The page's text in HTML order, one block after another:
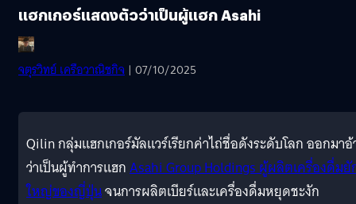
แฮกเกอร์แสดงตัวว่าเป็นผู้แฮก Asahi
จตุรวิทย์ เครือวาณิชกิจ | 07/10/2025
Qilin กลุ่มแฮกเกอร์มัลแวร์เรียกค่าไถ่ชื่อดังระดับโลก ออกมาอ้
ว่าเป็นผู้ทำการแฮกAsahi Group Holdings ผู้ผลิตเครื่องดื่ม
ใหญ่ของญี่ปุ่นจนการผลิตเบียร์และเครื่องดื่มหยุดชะงัก